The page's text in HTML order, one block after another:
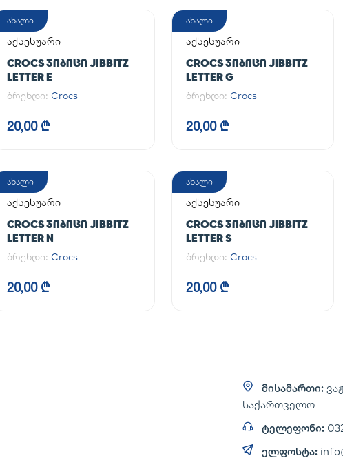
ახალი
აქსესუარი
CROCS ᲯᲘᲑᲘᲪᲘ JIBBITZ
LETTER E
ბრენდი: Crocs
20,00 ₾
ახალი
აქსესუარი
CROCS ᲯᲘᲑᲘᲪᲘ JIBBITZ
LETTER G
ბრენდი: Crocs
20,00 ₾
ახალი
აქსესუარი
CROCS ᲯᲘᲑᲘᲪᲘ JIBBITZ
LETTER N
ბრენდი: Crocs
20,00 ₾
ახალი
აქსესუარი
CROCS ᲯᲘᲑᲘᲪᲘ JIBBITZ
LETTER S
ბრენდი: Crocs
20,00 ₾
მისამართი:
საქართველო
ტელეფონი:
ელფოსტა: